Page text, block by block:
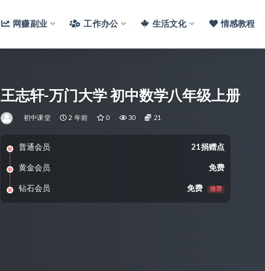
网赚副业 工作办公 生活文化 情感教程
王志轩-万门大学 初中数学八年级上册
初中课堂 2 年前 0 30 21
普通会员 21捐赠点
黄金会员 免费
钻石会员 免费 推荐